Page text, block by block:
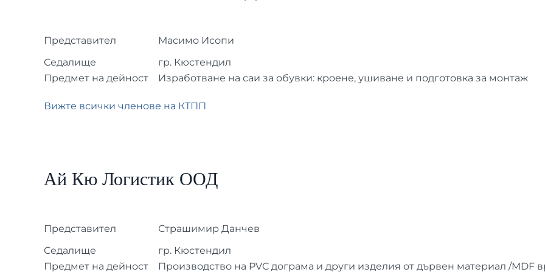
Представител
Масимо Исопи
Седалище
гр. Кюстендил
Предмет на дейност
Изработване на саи за обувки: кроене, ушиване и подготовка за монтаж
Вижте всички членове на КТПП
Ай Кю Логистик ООД
Представител
Страшимир Данчев
Седалище
гр. Кюстендил
Предмет на дейност
Производство на PVC дограма и други изделия от дървен материал /MDF